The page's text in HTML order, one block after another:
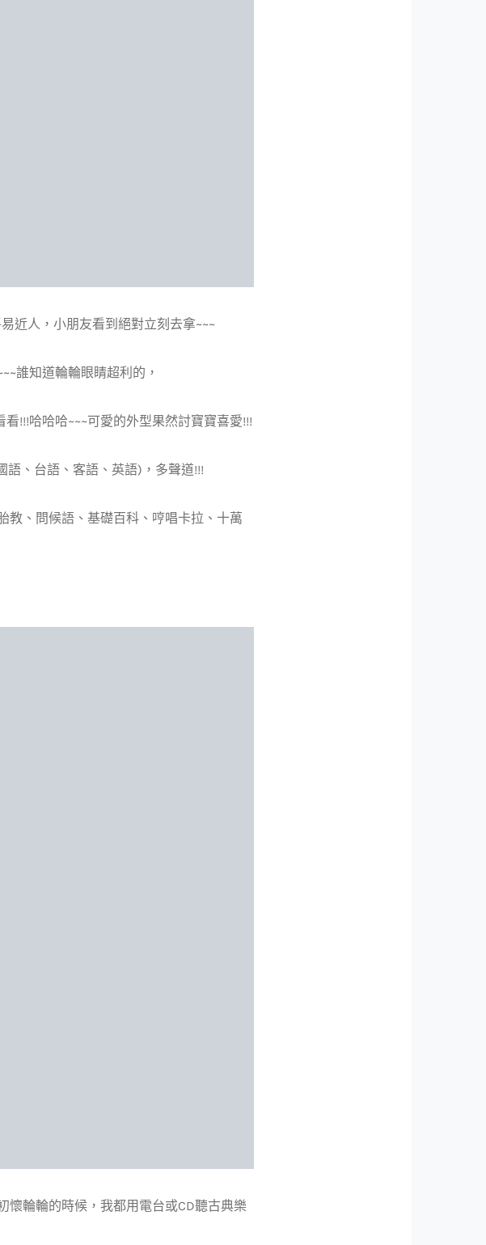
近人，小朋友看到絕對立刻去拿~~~
誰知道輪輪眼睛超利的，
!!!哈哈哈~~~可愛的外型果然討寶寶喜愛!!!
語、台語、客語、英語)，多聲道!!!
教、問候語、基礎百科、哼唱卡拉、十萬
懷輪輪的時候，我都用電台或CD聽古典樂